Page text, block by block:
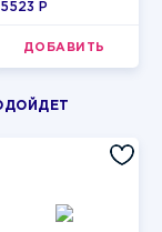
5523 P
ДОБАВИТЬ